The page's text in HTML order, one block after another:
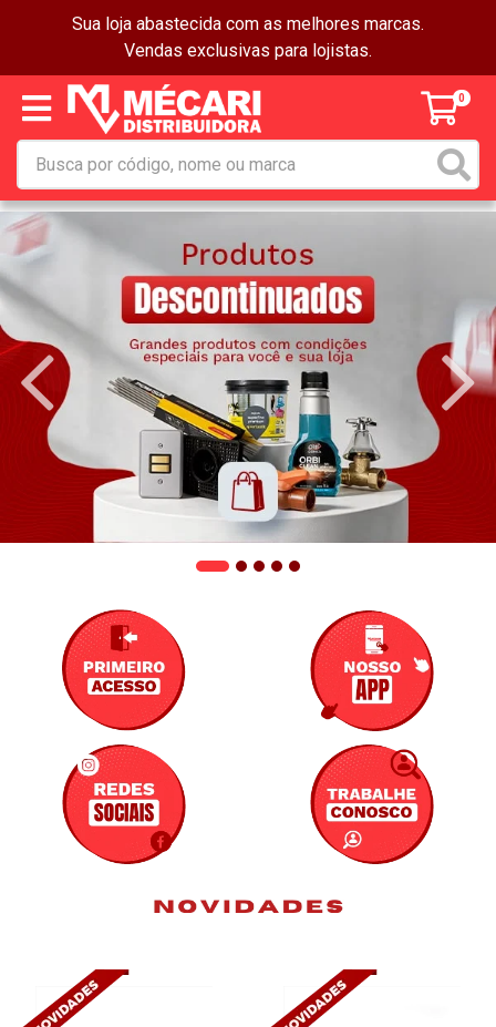
Sua loja abastecida com as melhores marcas.
Vendas exclusivas para lojistas.
0